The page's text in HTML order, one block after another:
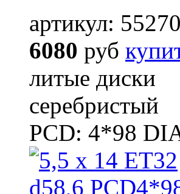
артикул:
6080 руб
литые диски
серебристый
PCD: 4*98